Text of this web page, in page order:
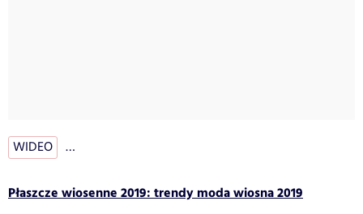
WIDEO …
Płaszcze wiosenne 2019: trendy moda wiosna 2019